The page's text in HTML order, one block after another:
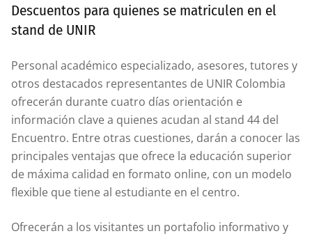
Descuentos para quienes se matriculen en el
stand de UNIR
Personal académico especializado, asesores, tutores y
otros destacados representantes de UNIR Colombia
ofrecerán durante cuatro días orientación e
información clave a quienes acudan al stand 44 del
Encuentro. Entre otras cuestiones, darán a conocer las
principales ventajas que ofrece la educación superior
de máxima calidad en formato online, con un modelo
flexible que tiene al estudiante en el centro.
Ofrecerán a los visitantes un portafolio informativo y